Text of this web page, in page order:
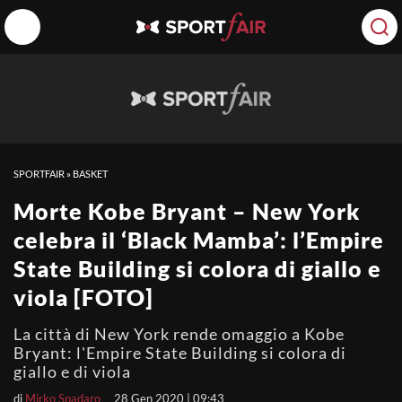
SPORTFAIR » BASKET
Morte Kobe Bryant – New York
celebra il ‘Black Mamba’: l’Empire
State Building si colora di giallo e
viola [FOTO]
La città di New York rende omaggio a Kobe
Bryant: l'Empire State Building si colora di
giallo e di viola
di Mirko Spadaro 28 Gen 2020 | 09:43